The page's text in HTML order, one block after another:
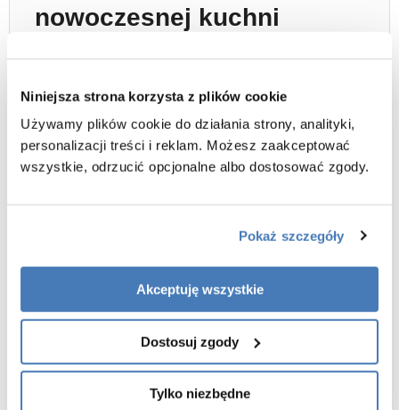
Niniejsza strona korzysta z plików cookie
Używamy plików cookie do działania strony, analityki,
personalizacji treści i reklam. Możesz zaakceptować
wszystkie, odrzucić opcjonalne albo dostosować zgody.
Pokaż szczegóły
Akceptuję wszystkie
Dostosuj zgody
Tylko niezbędne
nowoczesnej kuchni
Zlewozmywak kuchenny Rea Toby 56x48 cmw
kuchni, w których liczy się minimalistyczny wygląd oraz
wysoka funkcjonalność codziennego użytkowania.
Dwukomorowa konstrukcja pozwala wygodniej
organizować pracę podczas przygotowywania posiłków i
Matowa czarna powierzchnia dobrze komponuje się z
nowoczesną zabudową kuchenną w stylu loftowym i
minimalistycznym.
NOWOCZESNA KUCHNIA PREMIUM
Funkcjonalny układ dwóch